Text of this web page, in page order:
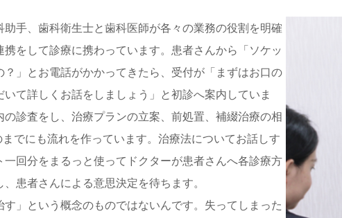
助手、歯科衛生士と歯科医師が各々の業務の役割を明確
をして診療に携わっています。患者さんから「ソケッ
？」とお電話がかかってきたら、受付が「まずはお口の
て詳しくお話をしましょう」と初診へ案内していま
診査をし、治療プランの立案、前処置、補綴治療の相
でにも流れを作っています。治療法についてお話しす
一回分をまるっと使ってドクターが患者さんへ各診療方
患者さんによる意思決定を待ちます。
す」という概念のものではないんです。失ってしまった